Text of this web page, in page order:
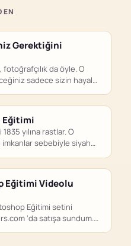
Gerektiğini
da öyle. O
sadece sizin hayal
Eğitimi
yılına rastlar. O
sebebiyle siyah
Eğitimi Videolu
Eğitimi setini
‘da satışa sundum.